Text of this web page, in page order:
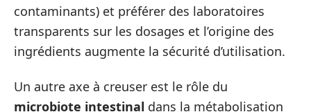
contaminants) et préférer des laboratoires
transparents sur les dosages et l’origine des
ingrédients augmente la sécurité d’utilisation.
Un autre axe à creuser est le rôle du
microbiote intestinal dans la métabolisation